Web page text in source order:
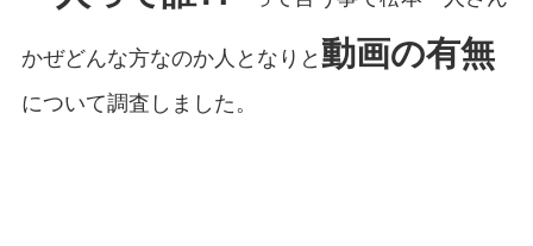
かぜどんな方なのか人となりと 動画の有無
について調査しました。